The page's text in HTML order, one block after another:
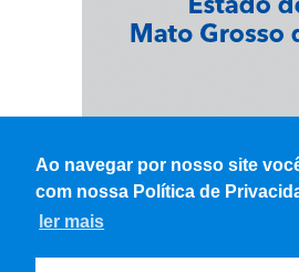
Ao navegar por nosso site
com nossa Política de
ler mais